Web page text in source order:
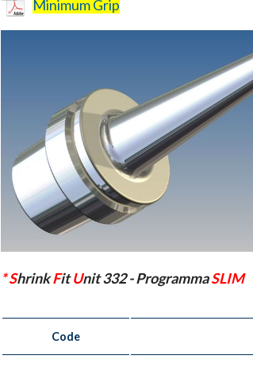
Minimum Grip
*ShrinkFitUnit 332 - ProgrammaSLIM
Code